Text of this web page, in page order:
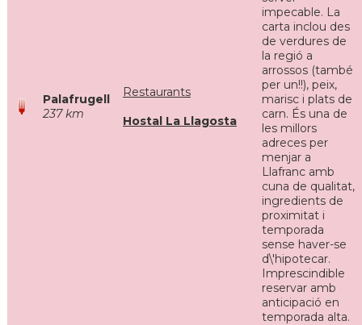
Palafrugell
237 km
Restaurants
Hostal La Llagosta
impecable. La
carta inclou des
de verdures de
la regió a
arrossos (també
per un!!), peix,
marisc i plats de
carn. És una de
les millors
adreces per
menjar a
Llafranc amb
cuna de qualitat,
ingredients de
proximitat i
temporada
sense haver-se
d\'hipotecar.
Imprescindible
reservar amb
anticipació en
temporada alta.